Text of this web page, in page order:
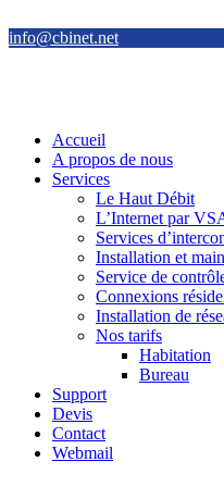
info@cbinet.net
Accueil
A propos de nous
Services
Le Haut Débit
L’Internet par
Services
Installation et
Service de
Connexions
Installation de
Nos tarifs
Habitation
Bureau
Support
Devis
Contact
Webmail